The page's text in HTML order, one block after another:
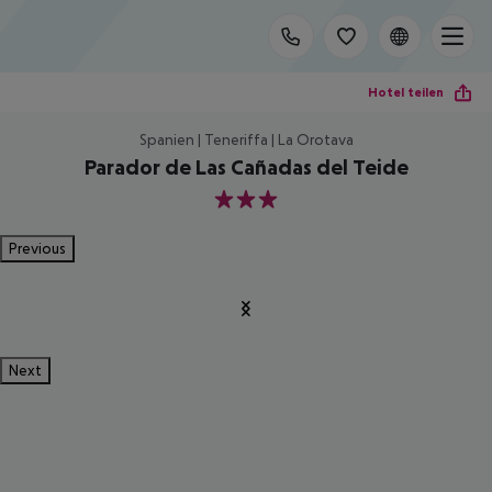
Hotel teilen
Spanien | Teneriffa | La Orotava
Parador de Las Cañadas del Teide
3
Previous
Next